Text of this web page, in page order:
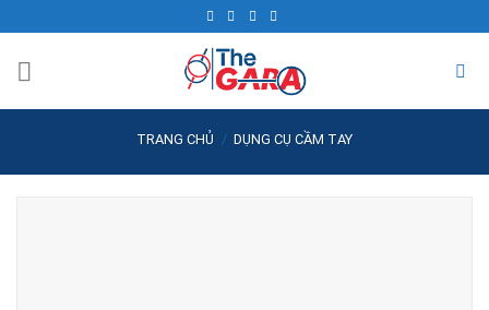
to
content
TRANG CHỦ / DỤNG CỤ CẦM TAY